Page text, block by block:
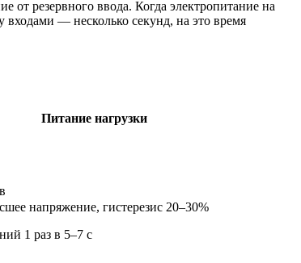
от резервного ввода. Когда электропитание на
входами — несколько секунд, на это время
Питание нагрузки
напряжение, гистерезис 20–30%
1 раз в 5–7 с